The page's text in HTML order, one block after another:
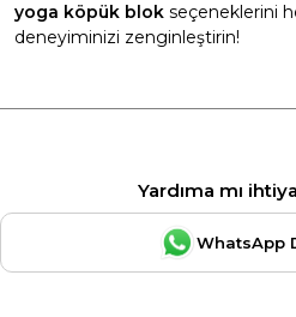
yoga köpük blok seçeneklerini
deneyiminizi zenginleştirin!
Yardıma mı
WhatsApp